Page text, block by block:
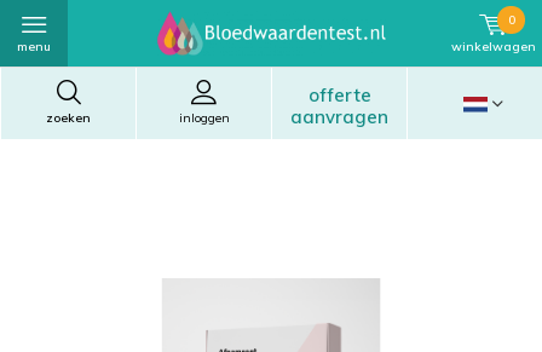
zoeken
offerte
aanvragen
inloggen
menu winkelwagen
0